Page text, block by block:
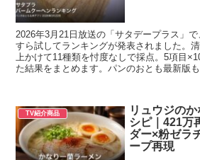
2026年3月21日放送の「サタデープラス」
すら試してランキングが発表されました。
上かけて11種類を忖度なしで採点。5項目
た結果をまとめます。パンのおとも最新版
TV紹介商品
リュウジの
シピ｜421万
ダー×粉ゼラ
ープ再現